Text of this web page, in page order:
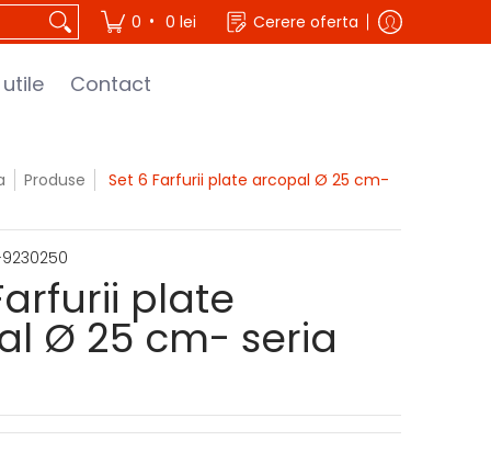
0 • 0 lei Cerere oferta
Contact
Produse
Set 6 Farfurii plate arcopal Ø 25 cm-
plate
Ø 25 cm- seria